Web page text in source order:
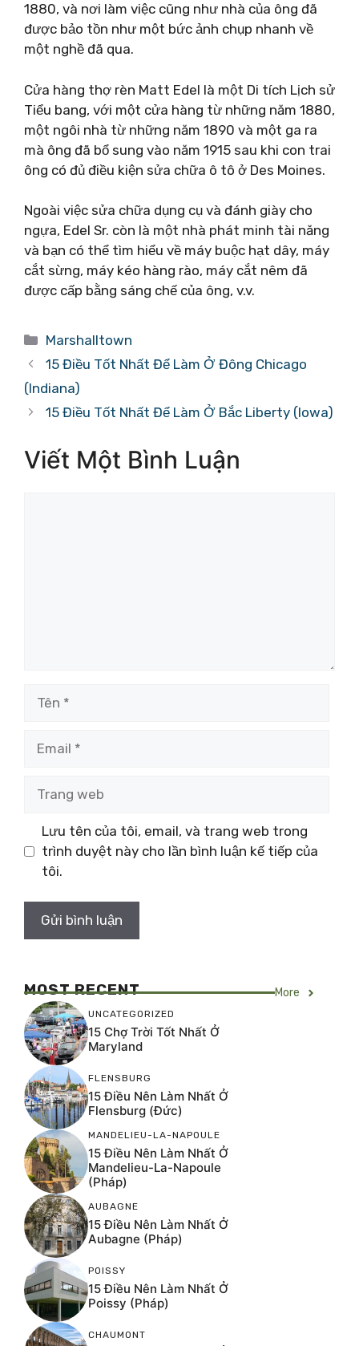
1880, và nơi làm việc cũng như nhà của ông đã
được bảo tồn như một bức ảnh chụp nhanh về
một nghề đã qua.
Cửa hàng thợ rèn Matt Edel là một Di tích Lịch sử
Tiểu bang, với một cửa hàng từ những năm 1880,
một ngôi nhà từ những năm 1890 và một ga ra
mà ông đã bổ sung vào năm 1915 sau khi con trai
ông có đủ điều kiện sửa chữa ô tô ở Des Moines.
Ngoài việc sửa chữa dụng cụ và đánh giày cho
ngựa, Edel Sr. còn là một nhà phát minh tài năng
và bạn có thể tìm hiểu về máy buộc hạt dây, máy
cắt sừng, máy kéo hàng rào, máy cắt nêm đã
được cấp bằng sáng chế của ông, v.v.
Danh
mục
Marshalltown
15 Điều Tốt Nhất Để Làm Ở Đông Chicago
(Indiana)
15 Điều Tốt Nhất Để Làm Ở Bắc Liberty (Iowa)
Viết Một Bình Luận
web
Lưu tên của tôi, email, và trang web trong
trình duyệt này cho lần bình luận kế tiếp của
tôi.
MOST RECENT More
UNCATEGORIZED
15 Chợ Trời Tốt Nhất Ở
Maryland
FLENSBURG
15 Điều Nên Làm Nhất Ở
Flensburg (Đức)
MANDELIEU-LA-NAPOULE
15 Điều Nên Làm Nhất Ở
Mandelieu-La-Napoule
(Pháp)
AUBAGNE
15 Điều Nên Làm Nhất Ở
Aubagne (Pháp)
POISSY
15 Điều Nên Làm Nhất Ở
Poissy (Pháp)
CHAUMONT